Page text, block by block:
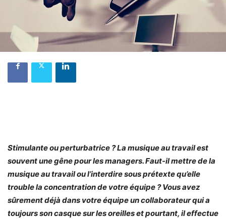
Stimulante ou perturbatrice ? La musique au travail est
souvent une gêne pour les managers. Faut-il mettre de la
musique au travail ou l’interdire sous prétexte qu’elle
trouble la concentration de votre équipe ? Vous avez
sûrement déjà dans votre équipe un collaborateur qui a
toujours son casque sur les oreilles et pourtant, il effectue